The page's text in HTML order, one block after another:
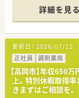
の収益の柱を
■ドクターとの
店が多く、医療
【募集背景と求
■地域への医療
強化を目的とし
■調剤業務が未
ある方のご応募
■患者様や医療
り、チームワー
詳細を見る
更新日： 2026/07/15
正社員
調剤薬局
【高岡市】年収650
上。特別休暇取得
きまずはご相談を。